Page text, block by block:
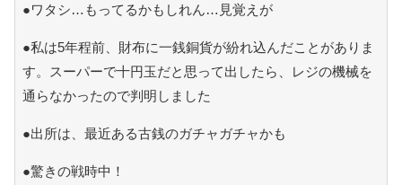
●ワタシ…もってるかもしれん…見覚えが
●私は5年程前、財布に一銭銅貨が紛れ込んだことがありま
す。スーパーで十円玉だと思って出したら、レジの機械を
通らなかったので判明しました
●出所は、最近ある古銭のガチャガチャかも
●驚きの戦時中！